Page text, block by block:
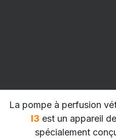
La pompe à perfusion
I3 est un appareil
spécialement